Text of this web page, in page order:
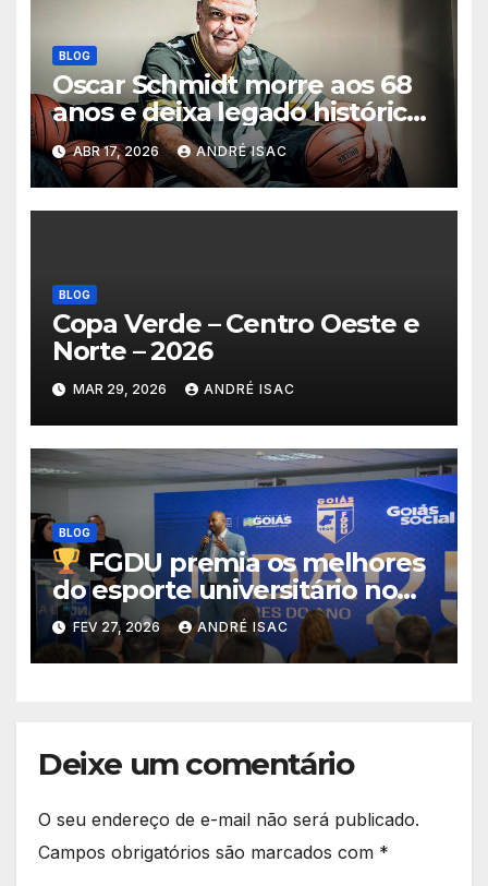
BLOG
Oscar Schmidt morre aos 68
anos e deixa legado histórico
no basquete mundial
ABR 17, 2026 ANDRÉ ISAC
BLOG
Copa Verde – Centro Oeste e
Norte – 2026
MAR 29, 2026 ANDRÉ ISAC
BLOG
FGDU premia os melhores
do esporte universitário no
Troféu Eficiência 2025
FEV 27, 2026 ANDRÉ ISAC
Deixe um comentário
O seu endereço de e-mail não será publicado.
Campos obrigatórios são marcados com *